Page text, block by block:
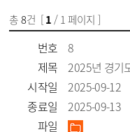
총8건 [1 / 1 페이지 ]
번호
8
제목
2025년 경기
시작일
2025-09-12
종료일
2025-09-13
파일